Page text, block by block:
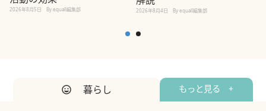
2026年8月5日 By equall編集部 2026年8月4日 By equall編集部
暮らし もっと見る +